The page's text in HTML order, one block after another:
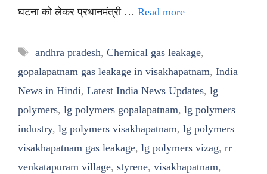
घटना को लेकर प्रधानमंत्री … Read more
Tags
andhra pradesh, Chemical gas leakage,
gopalapatnam gas leakage in visakhapatnam, India
News in Hindi, Latest India News Updates, lg
polymers, lg polymers gopalapatnam, lg polymers
industry, lg polymers visakhapatnam, lg polymers
visakhapatnam gas leakage, lg polymers vizag, rr
venkatapuram village, styrene, visakhapatnam,